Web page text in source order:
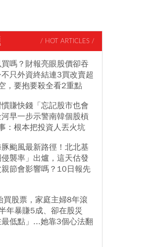
/ HOT ARTICLES /
嗎？財報亮眼股價卻吞
只外資終結連3買改賣超
，要抱要殺全看2重點
賺快錢「忘記股市也會
早一步示警南韓個股槓
：根本把投資人丟火坑
颱風最新路徑！北北基
襲率」出爐，這天估發
節會影響嗎？10日報先
買股票，家庭主婦8年滾
年暴賺5成、卻在股災
最低點」...她靠3個心法翻